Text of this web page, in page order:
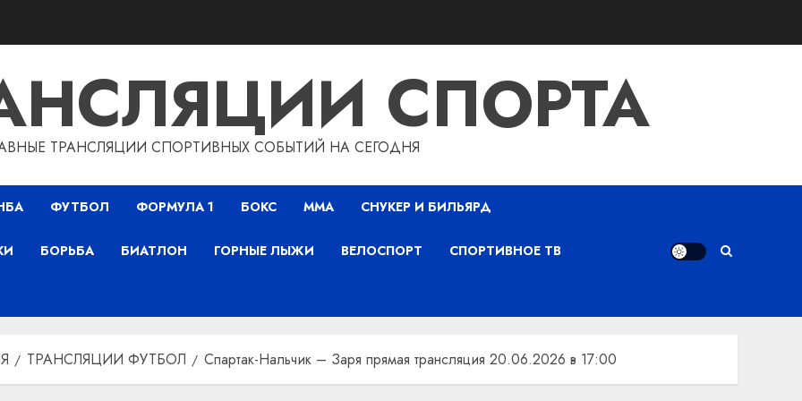
СПОРТА
ТРАНСЛЯЦИИ СПОРТИВНЫХ СОБЫТИЙ НА СЕГОДНЯ
ФУТБОЛ ФОРМУЛА 1 БОКС ММА СНУКЕР И БИЛЬЯРД
БОРЬБА БИАТЛОН ГОРНЫЕ ЛЫЖИ ВЕЛОСПОРТ СПОРТИВНОЕ ТВ
ТРАНСЛЯЦИИ ФУТБОЛ Спартак-Нальчик – Заря прямая трансляция 20.06.2026 в 17:00